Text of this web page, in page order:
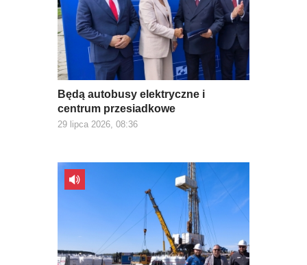
Będą autobusy elektryczne i
centrum przesiadkowe
29 lipca 2026, 08:36